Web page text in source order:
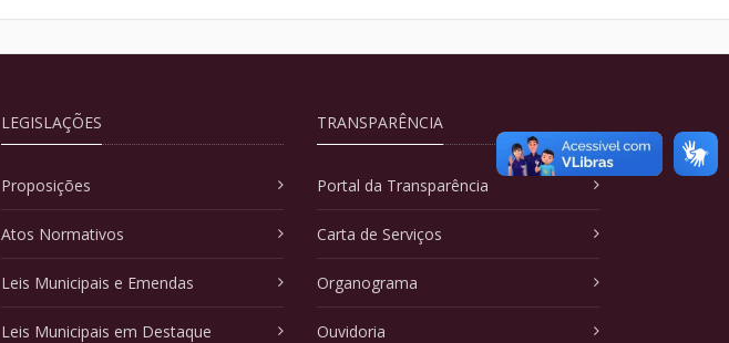
LEGISLAÇÕES
Proposições
Atos Normativos
Leis Municipais e Emendas
Leis Municipais em Destaque
TRANSPARÊNCIA
Portal da Transparência
Carta de Serviços
Organograma
Ouvidoria